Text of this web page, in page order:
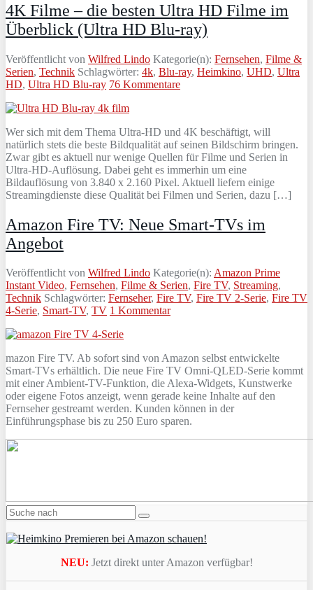
4K Filme – die besten Ultra HD Filme im
Überblick (Ultra HD Blu-ray)
Veröffentlicht von Wilfred Lindo Kategorie(n): Fernsehen, Filme &
Serien, Technik Schlagwörter: 4k, Blu-ray, Heimkino, UHD, Ultra
HD, Ultra HD Blu-ray 76 Kommentare
Wer sich mit dem Thema Ultra-HD und 4K beschäftigt, will
natürlich stets die beste Bildqualität auf seinen Bildschirm bringen.
Zwar gibt es aktuell nur wenige Quellen für Filme und Serien in
Ultra-HD-Auflösung. Dabei geht es immerhin um eine
Bildauflösung von 3.840 x 2.160 Pixel. Aktuell liefern einige
Streamingdienste diese Qualität bei Filmen und Serien, dazu […]
Amazon Fire TV: Neue Smart-TVs im
Angebot
Veröffentlicht von Wilfred Lindo Kategorie(n): Amazon Prime
Instant Video, Fernsehen, Filme & Serien, Fire TV, Streaming,
Technik Schlagwörter: Fernseher, Fire TV, Fire TV 2-Serie, Fire TV
4-Serie, Smart-TV, TV 1 Kommentar
mazon Fire TV. Ab sofort sind von Amazon selbst entwickelte
Smart-TVs erhältlich. Die neue Fire TV Omni-QLED-Serie kommt
mit einer Ambient-TV-Funktion, die Alexa-Widgets, Kunstwerke
oder eigene Fotos anzeigt, wenn gerade keine Inhalte auf den
Fernseher gestreamt werden. Kunden können in der
Einführungsphase bis zu 250 Euro sparen.
NEU: Jetzt direkt unter Amazon verfügbar!